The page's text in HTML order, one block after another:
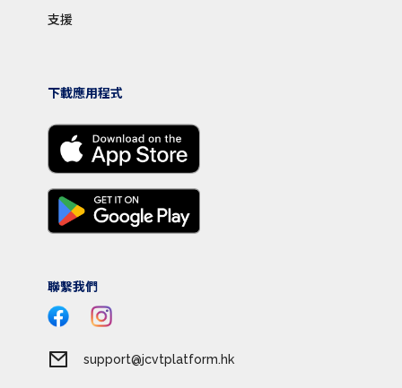
支援
下載應用程式
聯繫我們
support@jcvtplatform.hk